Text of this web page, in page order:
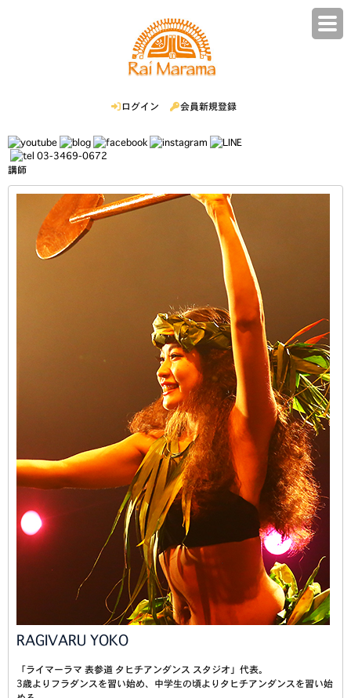
ログイン 会員新規登録
03-3469-0672
講師
RAGIVARU YOKO
「ライマーラマ 表参道 タヒチアンダンス スタジオ」代表。
3歳よりフラダンスを習い始め、中学生の頃よりタヒチアンダンスを習い始